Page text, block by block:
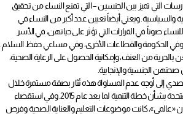
التي تميز بين الجنسين – التي تمنع النساء من تحقيق
والسياسية. ويعني أيضاً تعيين عدد أكبر من النساء في
صوتاً في القرارات التي تؤثر على حياتهن، في الأسر
وفي الحكومة والقطاعات الأخرى، وفي مساعي حفظ السلام.
بالحرية من العنف، وإمكانية الحصول على الرعاية الصحية،
صحتهن الجنسية والإنجابية.
إلى أوجه عدم المساواة هذه تُثار بصفة مستمرة خلال
المشاورات التي قادتها الأمم المتحدة بشأن خطة التنمية لما بعد عام 2015. وفي استقصاء
«عالمي»، كانت موضوعات التعليم والعناية الصحية وفرص